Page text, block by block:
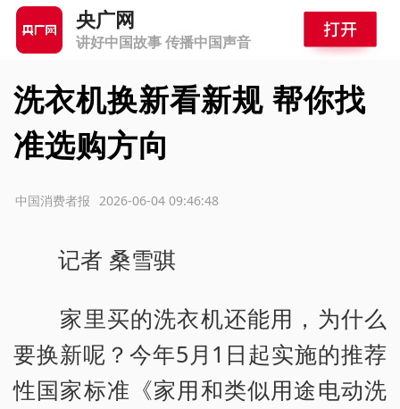
央广网
讲好中国故事 传播中国声音
洗衣机换新看新规 帮你找
准选购方向
2026-06-04 09:46:48
中国消费者报
记者 桑雪骐
家里买的洗衣机还能用，为什么
要换新呢？今年5月1日起实施的推荐
性国家标准《家用和类似用途电动洗